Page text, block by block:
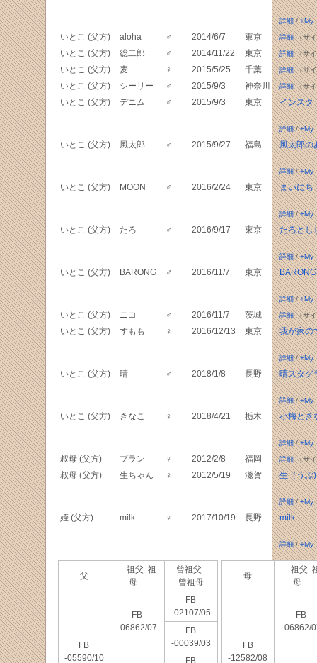
詳細/+My
いとこ (父方) aloha ♂ 2014/6/7 東京 詳細（サイ
いとこ (父方) 総二郎 ♂ 2014/11/22 東京 詳細（サイ
いとこ (父方) 麦 ♀ 2015/5/25 千葉 詳細（サイ
いとこ (父方) シーリー ♂ 2015/9/3 神奈川 詳細（サイ
いとこ (父方) デニム ♂ 2015/9/3 東京 インスタ
詳細/+My
いとこ (父方) 風太郎 ♂ 2015/9/27 福島 風太郎の
詳細/+My
いとこ (父方) MOON ♂ 2016/2/24 東京 まいにち
詳細/+My
いとこ (父方) たろ ♂ 2016/9/17 東京 たろとし
詳細/+My
いとこ (父方) BARONG ♂ 2016/11/7 東京 BARONG
詳細/+My
いとこ (父方) ニコ ♂ 2016/11/7 茨城 詳細（サイ
いとこ (父方) すもも ♀ 2016/12/13 東京 我が家の
詳細/+My
いとこ (父方) 晴 ♂ 2018/1/8 長野 晴スタグ
詳細/+My
いとこ (父方) きなこ ♀ 2018/4/21 栃木 小梅とき
詳細/+My
叔母 (父方) ブラン ♀ 2012/2/8 福岡 詳細（サイ
叔母 (父方) 生ちゃん ♀ 2012/5/19 滋賀 生（うぶ
詳細/+My
姪 (父方) milk ♀ 2017/10/19 長野 milk
詳細/+My
父
祖父･祖
母
曾祖父･
曾祖母
FB
-05590/10
FB
-06862/07
FB
-02107/05
FB
-00039/03
FB
母
祖父･
母
FB
-12582/08
FB
-06862/